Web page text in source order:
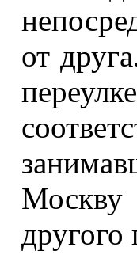
от
другого